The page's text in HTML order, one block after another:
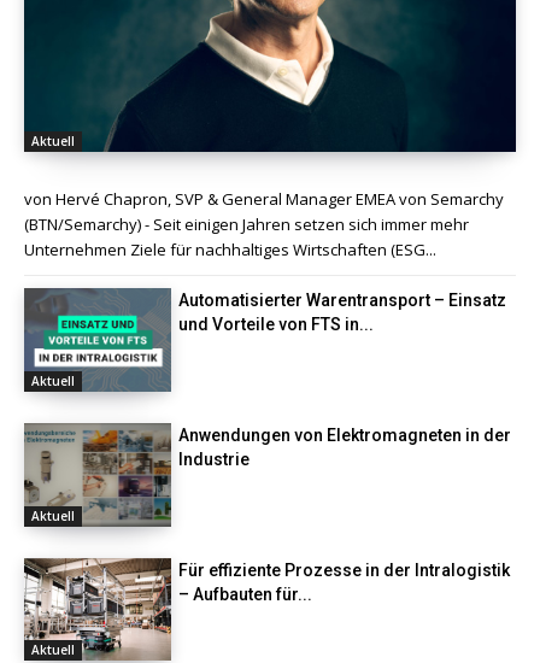
Aktuell
von Hervé Chapron, SVP & General Manager EMEA von Semarchy
(BTN/Semarchy) - Seit einigen Jahren setzen sich immer mehr
Unternehmen Ziele für nachhaltiges Wirtschaften (ESG...
Aktuell
Automatisierter Warentransport – Einsatz
und Vorteile von FTS in...
Aktuell
Anwendungen von Elektromagneten in der
Industrie
Aktuell
Für effiziente Prozesse in der Intralogistik
– Aufbauten für...